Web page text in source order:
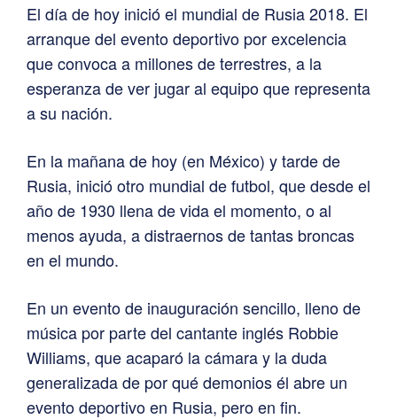
El día de hoy inició el mundial de Rusia 2018. El
arranque del evento deportivo por excelencia
que convoca a millones de terrestres, a la
esperanza de ver jugar al equipo que representa
a su nación.
En la mañana de hoy (en México) y tarde de
Rusia, inició otro mundial de futbol, que desde el
año de 1930 llena de vida el momento, o al
menos ayuda, a distraernos de tantas broncas
en el mundo.
En un evento de inauguración sencillo, lleno de
música por parte del cantante inglés Robbie
Williams, que acaparó la cámara y la duda
generalizada de por qué demonios él abre un
evento deportivo en Rusia, pero en fin.